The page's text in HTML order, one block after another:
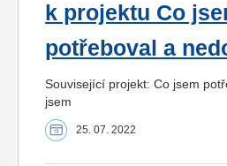
k projektu Co
potřeboval a
Související projekt: Co jsem
jsem
25. 07. 2022